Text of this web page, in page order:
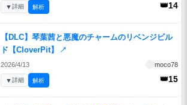
👑14
▼詳細 解析
【DLC】琴葉茜と悪魔のチャームのリベンジビル
ド【CloverPit】
↗
2026/4/13 moco78
👑15
▼詳細 解析